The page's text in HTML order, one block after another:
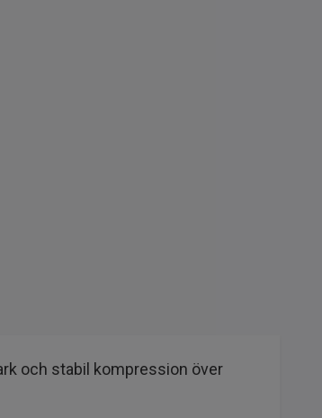
och stabil kompression över